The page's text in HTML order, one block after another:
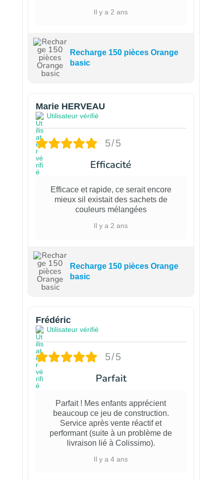
Il y a 2 ans
Recharge 150 pièces Orange
basic
Marie HERVEAU
Utilisateur vérifié
5/5
Efficacité
Efficace et rapide, ce serait encore
mieux sil existait des sachets de
couleurs mélangées
Il y a 2 ans
Recharge 150 pièces Orange
basic
Frédéric
Utilisateur vérifié
5/5
Parfait
Parfait ! Mes enfants apprécient
beaucoup ce jeu de construction.
Service après vente réactif et
performant (suite à un problème de
livraison lié à Colissimo).
Il y a 4 ans